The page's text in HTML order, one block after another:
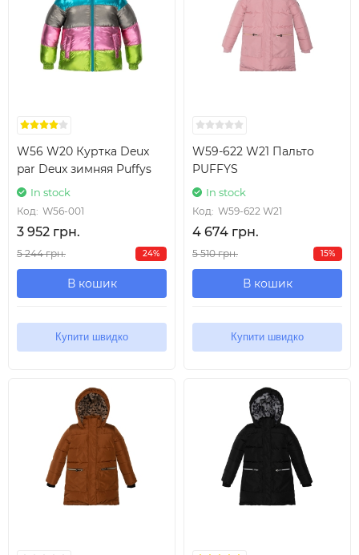
W56 W20 Куртка Deux
par Deux зимняя Puffys
In stock
Код: W56-001
3 952 грн.
5 244 грн. 24%
В кошик
Купити швидко
W59-622 W21 Пальто
PUFFYS
In stock
Код: W59-622 W21
4 674 грн.
5 510 грн. 15%
В кошик
Купити швидко